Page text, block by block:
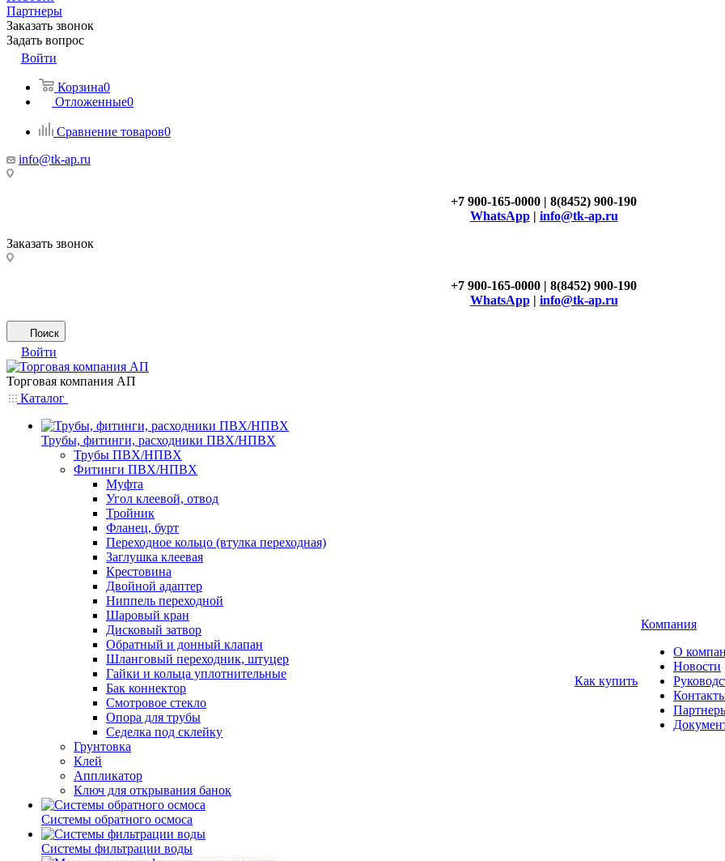
Партнеры
Заказать звонок
Задать вопрос
Войти
Корзина0
Отложенные0
Сравнение товаров0
info@tk-ap.ru
+7 900-165-0000 | 8(8452) 900-190
WhatsApp| info@tk-ap.ru
Заказать звонок
+7 900-165-0000 | 8(8452) 900-190
WhatsApp| info@tk-ap.ru
Поиск
Войти
Торговая компания АП
Каталог
Трубы, фитинги, расходники ПВХ/НПВХ
Трубы ПВХ/НПВХ
Фитинги ПВХ/НПВХ
Муфта
Угол клеевой, отвод
Тройник
Фланец, бурт
Переходное кольцо (втулка переходная)
Заглушка клеевая
Крестовина
Двойной адаптер
Ниппель переходной
Шаровый кран
Дисковый затвор
Обратный и донный клапан
Шланговый переходник, штуцер
Гайки и кольца уплотнительные
Бак коннектор
Смотровое стекло
Опора для трубы
Седелка под склейку
Грунтовка
Клей
Аппликатор
Ключ для открывания банок
Системы обратного осмоса
Системы фильтрации воды
Как купить
Компания
О
Новости